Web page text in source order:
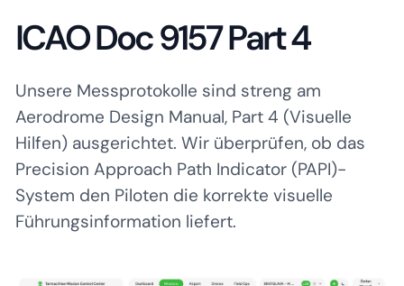
ICAO Doc 9157 Part 4
Unsere Messprotokolle sind streng am
Aerodrome Design Manual, Part 4 (Visuelle
Hilfen) ausgerichtet. Wir überprüfen, ob das
Precision Approach Path Indicator (PAPI)-
System den Piloten die korrekte visuelle
Führungsinformation liefert.